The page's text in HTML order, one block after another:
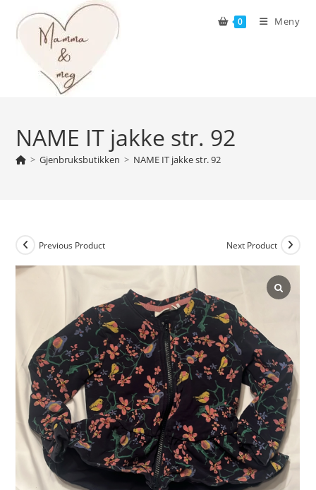
content
0 Meny
NAME IT jakke str. 92
> Gjenbruksbutikken > NAME IT jakke str. 92
Previous Product Next Product